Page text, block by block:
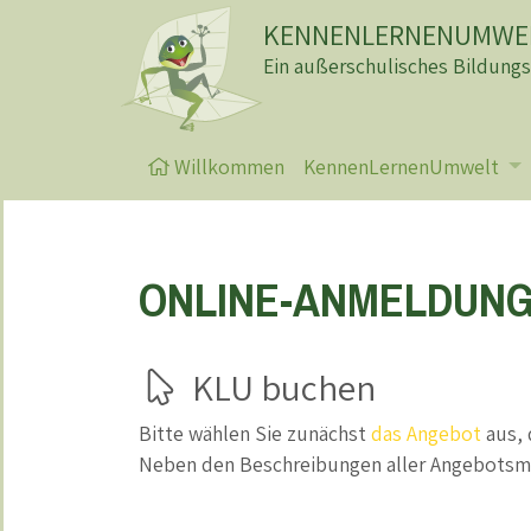
Ein außerschulisches
Willkommen KennenLernenUmwelt
ONLINE-ANMELDUNG
KLU buchen
Bitte wählen Sie zunächst das Angebotaus,
Neben den Beschreibungen aller